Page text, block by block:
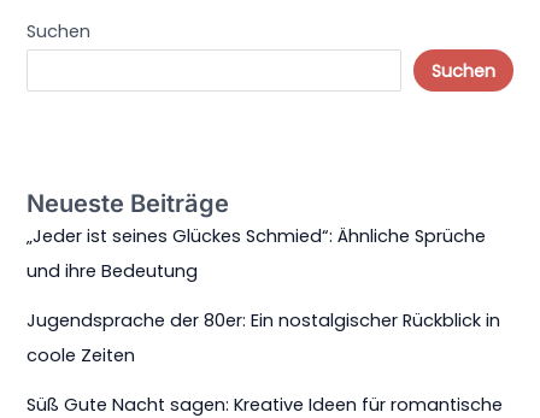
Suchen
Suchen
Neueste Beiträge
„Jeder ist seines Glückes Schmied“: Ähnliche Sprüche
und ihre Bedeutung
Jugendsprache der 80er: Ein nostalgischer Rückblick in
coole Zeiten
Süß Gute Nacht sagen: Kreative Ideen für romantische